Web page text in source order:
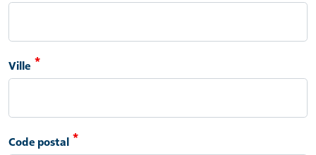
Ville
Code postal